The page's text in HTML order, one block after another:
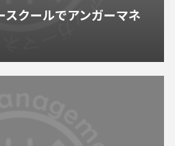
スクールでアンガーマネ